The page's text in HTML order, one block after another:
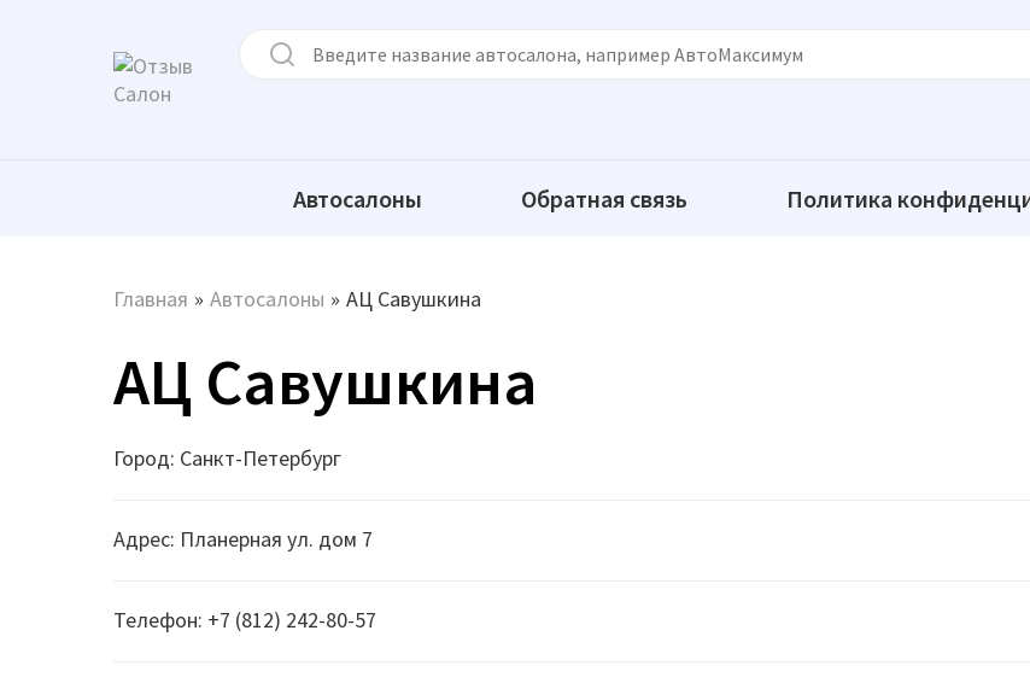
Автосалоны Обратная связь Политика
Главная » Автосалоны » АЦ Савушкина
АЦ Савушкина
Город: Санкт-Петербург
Адрес: Планерная ул. дом 7
Телефон: +7 (812) 242-80-57